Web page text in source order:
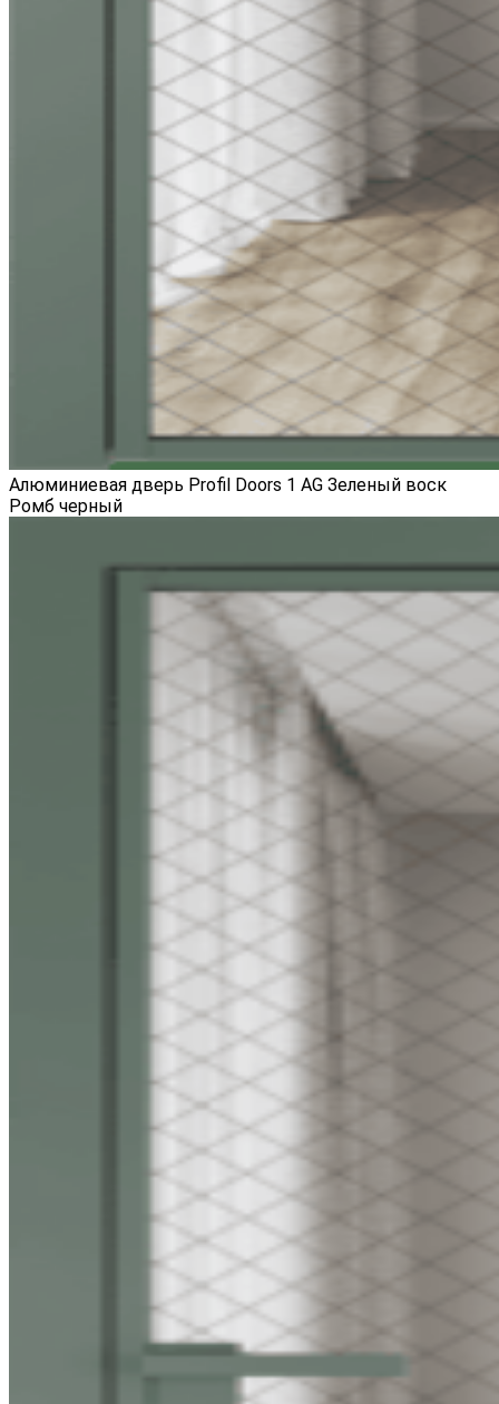
Алюминиевая дверь Profil Doors 1 AG Зеленый воск
Ромб черный